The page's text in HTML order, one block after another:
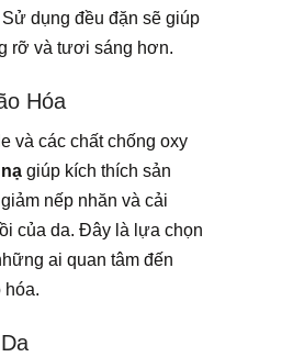
dụng đều đặn sẽ giúp
rỡ và tươi sáng hơn.
Hóa
và các chất chống oxy
giúp kích thích sản
nếp nhăn và cải
của da. Đây là lựa chọn
ai quan tâm đến
hóa.